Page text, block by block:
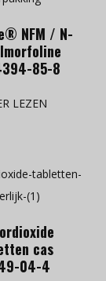
NFM / N-
85-8
LEZEN
cas
04-4